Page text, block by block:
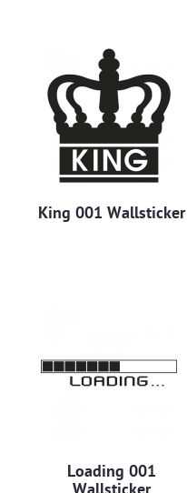
King 001 Wallsticker
Loading 001